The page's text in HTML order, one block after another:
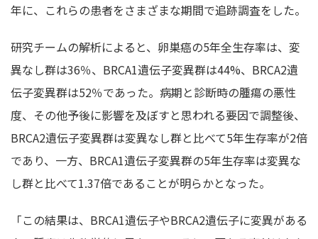
年に、これらの患者をさまざまな期間で追跡調査をした。
研究チームの解析によると、卵巣癌の5年全生存率は、変
異なし群は36％、BRCA1遺伝子変異群は44%、BRCA2遺
伝子変異群は52％であった。病期と診断時の腫瘍の悪性
度、その他予後に影響を及ぼすと思われる要因で調整後、
BRCA2遺伝子変異群は変異なし群と比べて5年生存率が2倍
であり、一方、BRCA1遺伝子変異群の5年生存率は変異な
し群と比べて1.37倍であることが明らかとなった。
「この結果は、BRCA1遺伝子やBRCA2遺伝子に変異がある